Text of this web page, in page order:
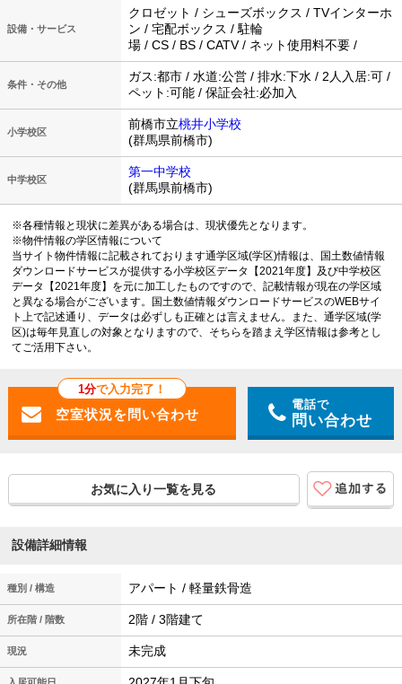
設備・サービス
クロゼット / シューズボックス / TVインターホ
ン / 宅配ボックス / 駐輪
場 / CS / BS / CATV / ネット使用料不要 /
条件・その他
ガス:都市 / 水道:公営 / 排水:下水 / 2人入居:可 /
ペット:可能 / 保証会社:必加入
小学校区
前橋市立桃井小学校
(群馬県前橋市)
中学校区
第一中学校
(群馬県前橋市)
※各種情報と現状に差異がある場合は、現状優先となります。
※物件情報の学区情報について
当サイト物件情報に記載されております通学区域(学区)情報は、国土数値情報
ダウンロードサービスが提供する小学校区データ【2021年度】及び中学校区
データ【2021年度】を元に加工したものですので、記載情報が現在の学区域
と異なる場合がございます。国土数値情報ダウンロードサービスのWEBサイ
ト上で記述通り、データは必ずしも正確とは言えません。また、通学区域(学
区)は毎年見直しの対象となりますので、そちらを踏まえ学区情報は参考とし
てご活用下さい。
1分で入力完了！
電話で
問い合わせ
お気に入り一覧を見る
設備詳細情報
種別 / 構造 アパート / 軽量鉄骨造
所在階 / 階数 2階 / 3階建て
現況 未完成